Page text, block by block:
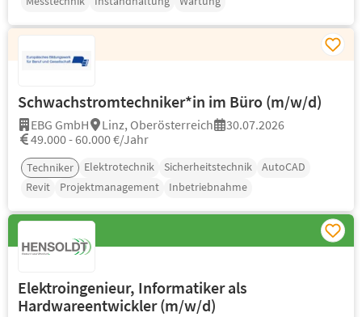
Schwachstromtechniker*in im Büro (m/w/d)
EBG GmbH Linz, Oberösterreich
30.07.2026
49.000 - 60.000 €/Jahr
Techniker Elektrotechnik Sicherheitstechnik
AutoCAD
Revit
Projektmanagement Inbetriebnahme
Elektroingenieur, Informatiker als
Hardwareentwickler (m/w/d)